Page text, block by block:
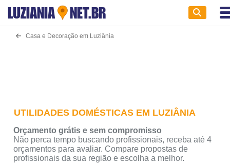
LUZIANIA NET.BR
Casa e Decoração em Luziânia
UTILIDADES DOMÉSTICAS EM LUZIÂNIA
Orçamento grátis e sem compromisso
Não perca tempo buscando profissionais, receba até 4
orçamentos para avaliar. Compare propostas de
profissionais da sua região e escolha a melhor.